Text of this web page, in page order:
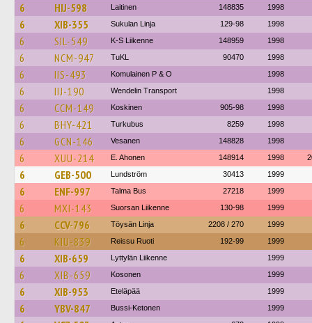
6 HIJ-598 Laitinen 148835 1998
6 XIB-355 Sukulan Linja 129-98 1998
6 SIL-549 K-S Liikenne 148959 1998
6 NCM-947 TuKL 90470 1998
6 IIS-493 Komulainen P & O 1998
6 IIJ-190 Wendelin Transport 1998
6 CCM-149 Koskinen 905-98 1998
6 BHY-421 Turkubus 8259 1998
6 GCN-146 Vesanen 148828 1998
6 XUU-214 E. Ahonen 148914 1998
6 GEB-500 Lundström 30413 1999
6 ENF-997 Talma Bus 27218 1999
6 MXI-143 Suorsan Liikenne 130-98 1999
6 CCV-796 Töysän Linja 2208 / 270 1999
6 KIU-839 Reissu Ruoti 192-99 1999
6 XIB-659 Lyttylän Liikenne 1999
6 XIB-659 Kosonen 1999
6 XIB-953 Eteläpää 1999
6 YBV-847 Bussi-Ketonen 1999